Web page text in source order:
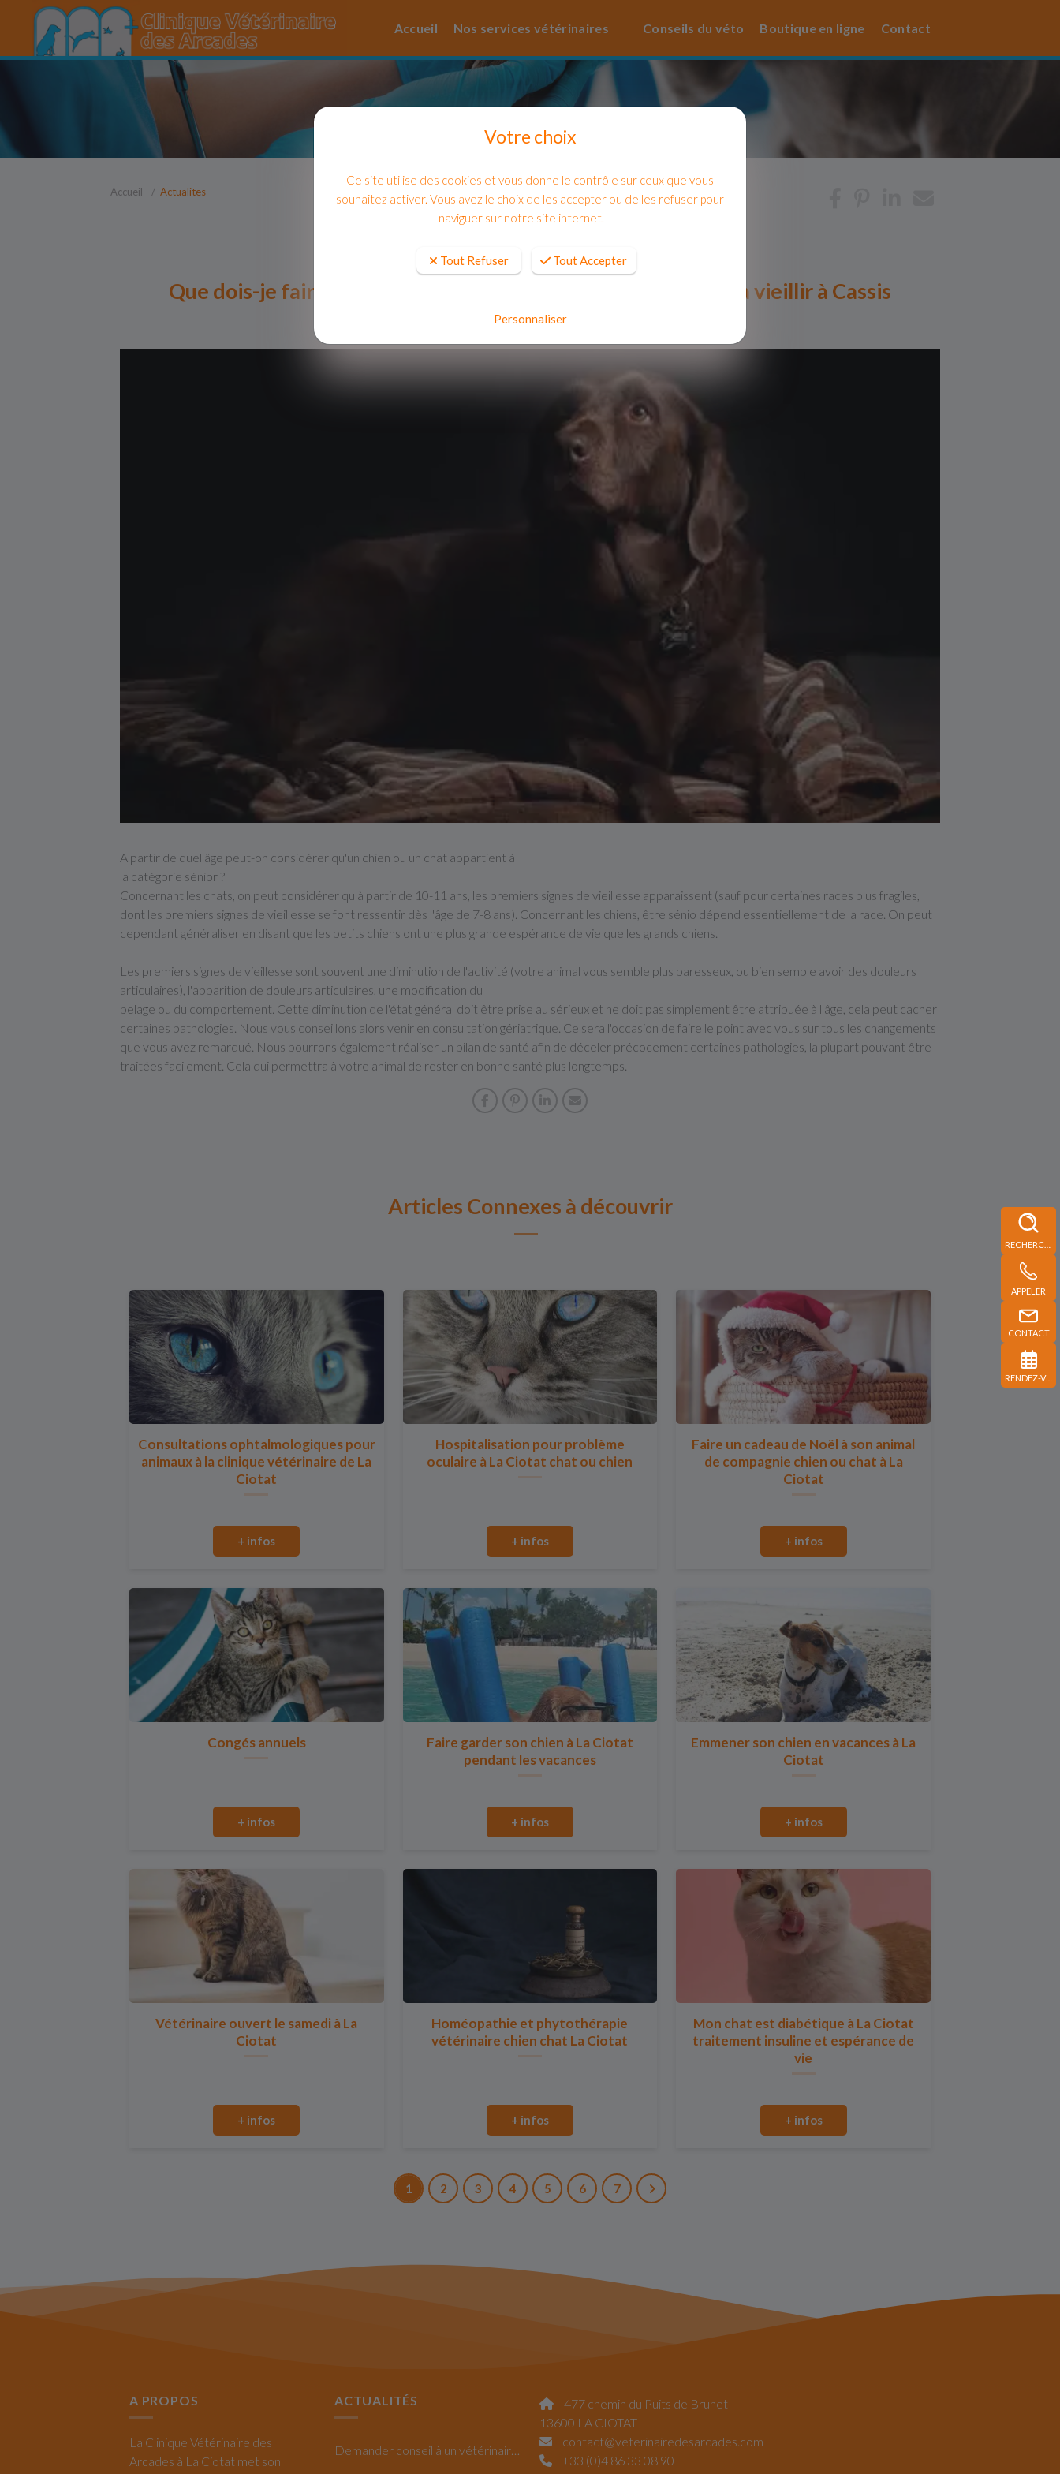
Accueil Nos services vétérinaires Conseils du véto Boutique en ligne Contact
APPELER
CONTACT
RENDEZ-VOUS
Accueil Actualites
Que dois-je faire lorsque mon chien ou mon chat commence à vieillir à Cassis
A partir de quel âge peut-on considérer qu'un chien ou un chat appartient à
la catégorie sénior ?
Concernant les chats, on peut considérer qu'à partir de 10-11 ans, les premiers signes de vieillesse apparaissent (sauf pour certaines races plus fragiles,
dont les premiers signes de vieillesse se font ressentir dès l'âge de 7-8 ans). Concernant les chiens, être sénio dépend essentiellement de la race. On peut
cependant généraliser en disant que les petits chiens ont une plus grande espérance de vie que les grands chiens.
Les premiers signes de vieillesse sont souvent une diminution de l'activité (votre animal vous semble plus paresseux, ou bien semble avoir des douleurs
articulaires), l'apparition de douleurs articulaires, une modification du
pelage ou du comportement. Cette diminution de l'état général doit être prise au sérieux et ne doit pas simplement être attribuée à l'âge, cela peut cacher
certaines pathologies. Nous vous conseillons alors venir en consultation gériatrique. Ce sera l'occasion de faire le point avec vous sur tous les changements
que vous avez remarqué. Nous pourrons également réaliser un bilan de santé afin de déceler précocement certaines pathologies, la plupart pouvant être
traitées facilement. Cela qui permettra à votre animal de rester en bonne santé plus longtemps.
Articles Connexes à découvrir
Consultations ophtalmologiques pour
animaux à la clinique vétérinaire de La
Ciotat
+ infos
Hospitalisation pour problème
oculaire à La Ciotat chat ou chien
+ infos
Faire un cadeau de Noël à son animal
de compagnie chien ou chat à La
Ciotat
+ infos
Congés annuels
+ infos
Faire garder son chien à La Ciotat
pendant les vacances
+ infos
Emmener son chien en vacances à La
Ciotat
+ infos
Vétérinaire ouvert le samedi à La
Ciotat
+ infos
Homéopathie et phytothérapie
vétérinaire chien chat La Ciotat
+ infos
Mon chat est diabétique à La Ciotat
traitement insuline et espérance de
vie
+ infos
1 2 3 4 5 6 7
A PROPOS
La Clinique Vétérinaire des
Arcades à La Ciotat met son
ACTUALITÉS
Demander conseil à un vétérinaire La Ciotat
477 chemin du Puits de Brunet
13600 LA CIOTAT
contact@veterinairedesarcades.com
+33 (0)4 86 33 08 90
Votre choix
Ce site utilise des cookies et vous donne le contrôle sur ceux que vous
souhaitez activer. Vous avez le choix de les accepter ou de les refuser pour
naviguer sur notre site internet.
Tout Refuser Tout Accepter
Personnaliser